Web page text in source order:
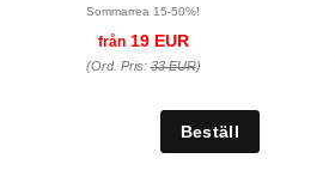
Sommarrea 15-50%!
från19 EUR
(Ord. Pris:33 EUR)